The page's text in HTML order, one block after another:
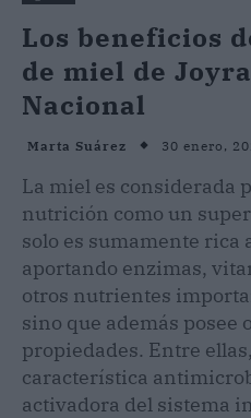
Los beneficios
de miel de
Nacional
Marta Suárez 30 enero,
La miel es considerada
nutrición como un
solo es sumamente
aportando enzimas,
otros nutrientes
sino que además posee
propiedades. Entre
característica
activadora del sistema